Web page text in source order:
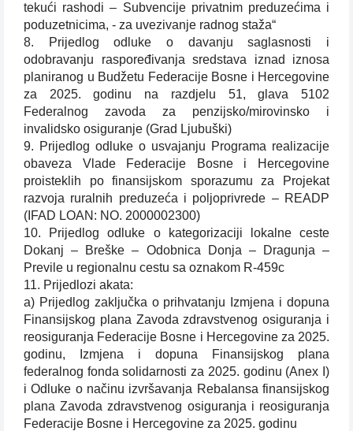
tekući rashodi – Subvencije privatnim preduzećima i
poduzetnicima, - za uvezivanje radnog staža“
8. Prijedlog odluke o davanju saglasnosti i
odobravanju raspoređivanja sredstava iznad iznosa
planiranog u Budžetu Federacije Bosne i Hercegovine
za 2025. godinu na razdjelu 51, glava 5102
Federalnog zavoda za penzijsko/mirovinsko i
invalidsko osiguranje (Grad Ljubuški)
9. Prijedlog odluke o usvajanju Programa realizacije
obaveza Vlade Federacije Bosne i Hercegovine
proisteklih po finansijskom sporazumu za Projekat
razvoja ruralnih preduzeća i poljoprivrede – READP
(IFAD LOAN: NO. 2000002300)
10. Prijedlog odluke o kategorizaciji lokalne ceste
Dokanj – Breške – Odobnica Donja – Dragunja –
Previle u regionalnu cestu sa oznakom R-459c
11. Prijedlozi akata:
a) Prijedlog zaključka o prihvatanju Izmjena i dopuna
Finansijskog plana Zavoda zdravstvenog osiguranja i
reosiguranja Federacije Bosne i Hercegovine za 2025.
godinu, Izmjena i dopuna Finansijskog plana
federalnog fonda solidarnosti za 2025. godinu (Anex I)
i Odluke o načinu izvršavanja Rebalansa finansijskog
plana Zavoda zdravstvenog osiguranja i reosiguranja
Federacije Bosne i Hercegovine za 2025. godinu